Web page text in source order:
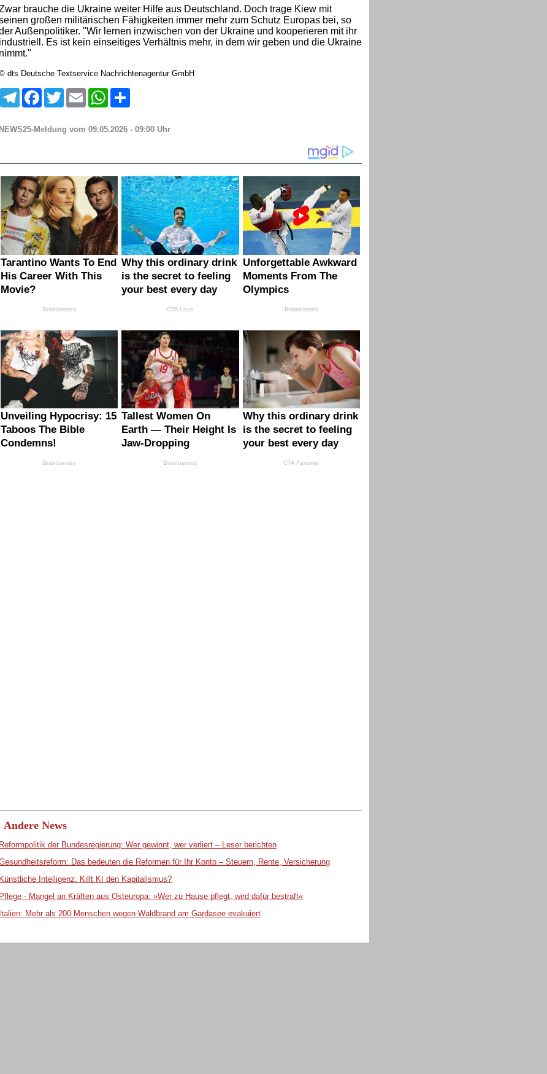
brauche die Ukraine weiter Hilfe aus Deutschland. Doch trage Kiew mit
großen militärischen Fähigkeiten immer mehr zum Schutz Europas bei, so
Außenpolitiker. "Wir lernen inzwischen von der Ukraine und kooperieren mit ihr
industriell. Es ist kein einseitiges Verhältnis mehr, in dem wir geben und die Ukraine
nimmt."
dts Deutsche Textservice Nachrichtenagentur GmbH
TelegramFacebookTwitter Email WhatsApp
NEWS25-Meldung vom 09.05.2026 - 09:00 Uhr
Andere News
Reformpolitik der Bundesregierung: Wer gewinnt, wer verliert – Leser berichten
Das bedeuten die Reformen für Ihr Konto – Steuern, Rente, Versicherung
Künstliche Intelligenz: Killt KI den Kapitalismus?
Pflege - Mangel an Kräften aus Osteuropa: »Wer zu Hause pflegt, wird dafür bestraft«
Italien: Mehr als 200 Menschen wegen Waldbrand am Gardasee evakuiert